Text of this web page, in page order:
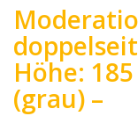
Höhe:
(grau) –